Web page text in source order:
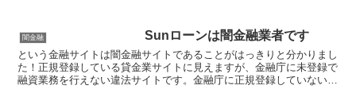
闇金融 Sunローンは闇金融業者です
という金融サイトは闇金融サイトであることがはっきりと分かりまし
た！正規登録している貸金業サイトに見えますが、金融庁に未登録で
融資業務を行えない違法サイトです。金融庁に正規登録していない未